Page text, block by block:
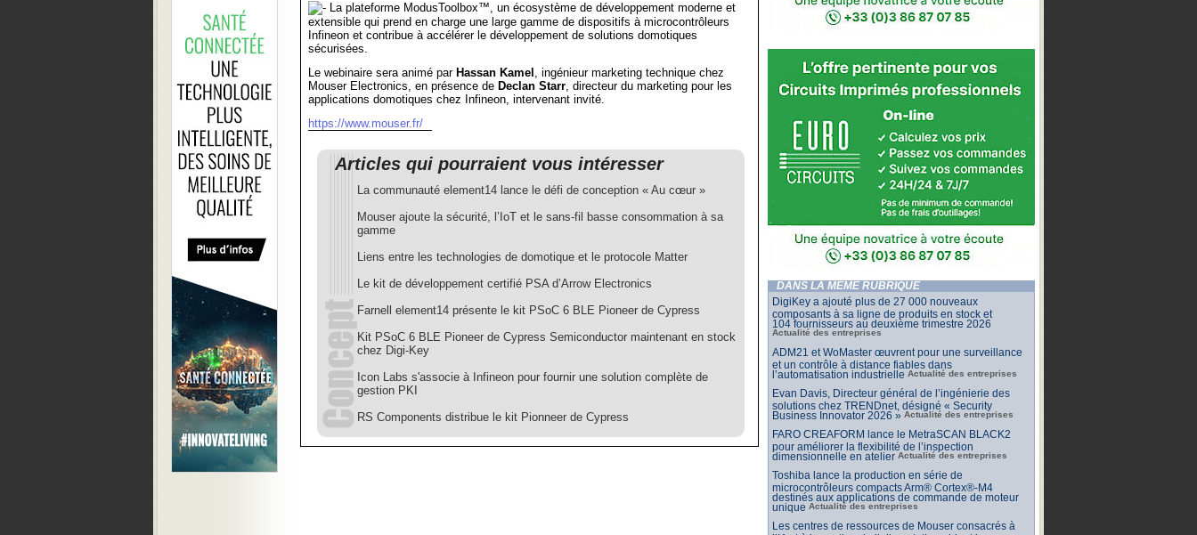
La plateforme ModusToolbox™, un écosystème de développement moderne et
extensible qui prend en charge une large gamme de dispositifs à microcontrôleurs
Infineon et contribue à accélérer le développement de solutions domotiques
sécurisées.
Le webinaire sera animé par Hassan Kamel , ingénieur marketing technique chez
Mouser Electronics, en présence de Declan Starr, directeur du marketing pour les
applications domotiques chez Infineon, intervenant invité.
https://www.mouser.fr/
Articles qui pourraient vous intéresser
La communauté element14 lance le défi de conception « Au cœur »
Mouser ajoute la sécurité, l’IoT et le sans-fil basse consommation à sa
gamme
Liens entre les technologies de domotique et le protocole Matter
Le kit de développement certifié PSA d’Arrow Electronics
Farnell element14 présente le kit PSoC 6 BLE Pioneer de Cypress
Kit PSoC 6 BLE Pioneer de Cypress Semiconductor maintenant en stock
chez Digi-Key
Icon Labs s'associe à Infineon pour fournir une solution complète de
gestion PKI
RS Components distribue le kit Pionneer de Cypress
DANS LA MÊME RUBRIQUE
DigiKey a ajouté plus de 27 000 nouveaux
composants à sa ligne de produits en stock et
104 fournisseurs au deuxième trimestre 2026
Actualité des entreprises
ADM21 et WoMaster œuvrent pour une surveillance
et un contrôle à distance fiables dans
l’automatisation industrielle Actualité des entreprises
Evan Davis, Directeur général de l’ingénierie des
solutions chez TRENDnet, désigné « Security
Business Innovator 2026 » Actualité des entreprises
FARO CREAFORM lance le MetraSCAN BLACK2
pour améliorer la flexibilité de l’inspection
dimensionnelle en atelier Actualité des entreprises
Toshiba lance la production en série de
microcontrôleurs compacts Arm® Cortex®-M4
destinés aux applications de commande de moteur
unique Actualité des entreprises
Les centres de ressources de Mouser consacrés à